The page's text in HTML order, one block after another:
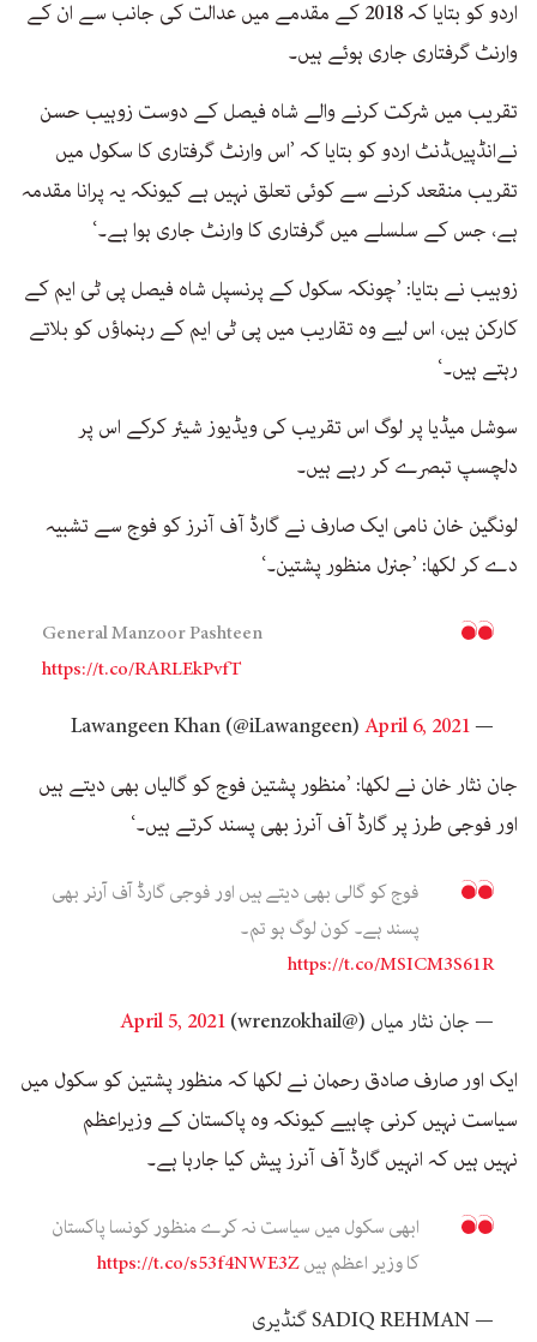
اردو کو بتایا کہ 2018 کے مقدمے میں عدالت کی جانب سے ان کے
وارنٹ گرفتاری جاری ہوئے ہیں۔
تقریب میں شرکت کرنے والے شاہ فیصل کے دوست زوہیب حسن
نےانڈپیںڈنٹ اردو کو بتایا کہ ’اس وارنٹ گرفتاری کا سکول میں
تقریب منقعد کرنے سے کوئی تعلق نہیں ہے کیونکہ یہ پرانا مقدمہ
ہے، جس کے سلسلے میں گرفتاری کا وارنٹ جاری ہوا ہے۔‘
زوہیب نے بتایا: ’چونکہ سکول کے پرنسپل شاہ فیصل پی ٹی ایم کے
کارکن ہیں، اس لیے وہ تقاریب میں پی ٹی ایم کے رہنماؤں کو بلاتے
رہتے ہیں۔‘
سوشل میڈیا پر لوگ اس تقریب کی ویڈیوز شیئر کرکے اس پر
دلچسپ تبصرے کر رہے ہیں۔
لونگین خان نامی ایک صارف نے گارڈ آف آنرز کو فوج سے تشبیہ
دے کر لکھا: ’جنرل منظور پشتین۔‘
General Manzoor Pashteen
https://t.co/RARLEkPvfT
— Lawangeen Khan (@iLawangeen)
April 6, 2021
جان نثار خان نے لکھا: ’منظور پشتین فوج کو گالیاں بھی دیتے ہیں
اور فوجی طرز پر گارڈ آف آنرز بھی پسند کرتے ہیں۔‘
فوج کو گالی بھی دیتے ہیں اور فوجی گارڈ آف آرنر بھی
پسند ہے۔ کون لوگ ہو تم۔
https://t.co/MSICM3S61R
— جان نثار میاں (@wrenzokhail)
April 5, 2021
ایک اور صارف صادق رحمان نے لکھا کہ منظور پشتین کو سکول میں
سیاست نہیں کرنی چاہیے کیونکہ وہ پاکستان کے وزیراعظم
نہیں ہیں کہ انہیں گارڈ آف آنرز پیش کیا جارہا ہے۔
ابھی سکول میں سیاست نہ کرے منظور کونسا پاکستان
کا وزیر اعظم ہیںhttps://t.co/s53f4NWE3Z
— SADIQ REHMAN گنڈیری